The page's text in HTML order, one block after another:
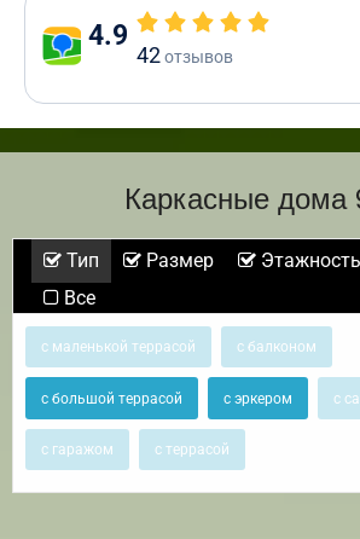
4.9
42отзывов
Каркасные дома
Тип Размер Этажность
Все
с маленькой террасой с балконом
с большой террасой с эркером с
с гаражом с террасой